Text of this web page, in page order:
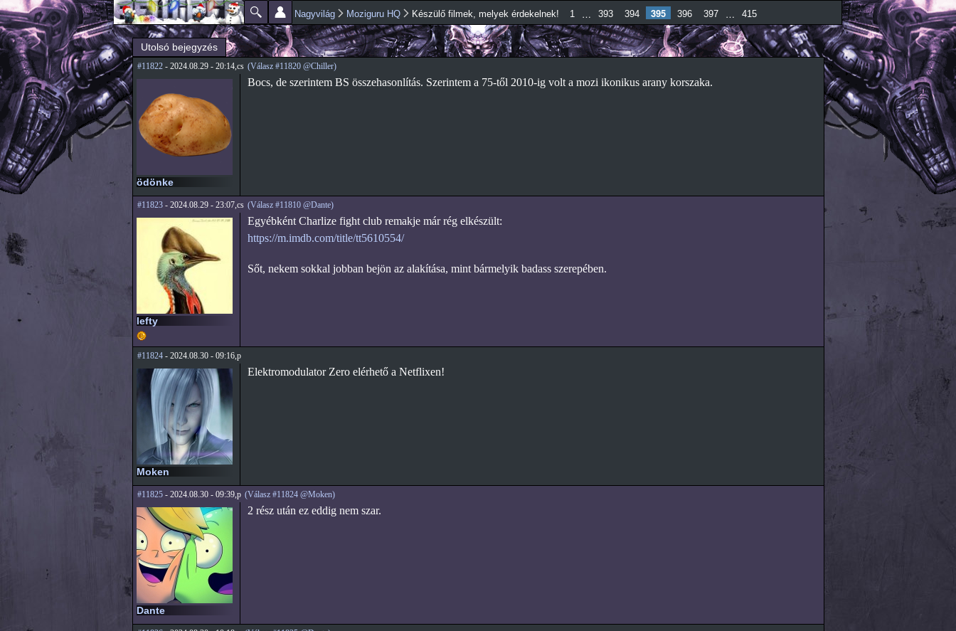
Ugrás a
tartalomra
Főmenü
Jelenlegi hely Nagyvilág Moziguru HQ Készülő filmek, melyek érdekelnek! 1 … 393 394 395 396 397 … 415
Utolsó bejegyzés
#11822- 2024.08.29 - 20:14,cs (Válasz #11820 @Chiller)
ödönke
Bocs, de szerintem BS összehasonlítás. Szerintem a 75-től 2010-ig volt a mozi ikonikus arany korszaka.
#11823- 2024.08.29 - 23:07,cs (Válasz #11810 @Dante)
lefty
Egyébként Charlize fight club remakje már rég elkészült:
https://m.imdb.com/title/tt5610554/
Sőt, nekem sokkal jobban bejön az alakítása, mint bármelyik badass szerepében.
#11824- 2024.08.30 - 09:16,p
Moken
Elektromodulator Zero elérhető a Netflixen!
#11825- 2024.08.30 - 09:39,p (Válasz #11824 @Moken)
Dante
2 rész után ez eddig nem szar.